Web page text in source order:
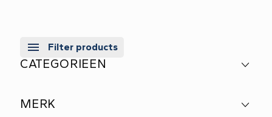
Filter products
CATEGORIEEN
MERK